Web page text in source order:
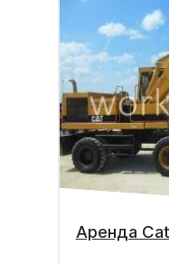
Аренда